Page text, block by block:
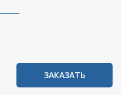
ЗАКАЗАТЬ